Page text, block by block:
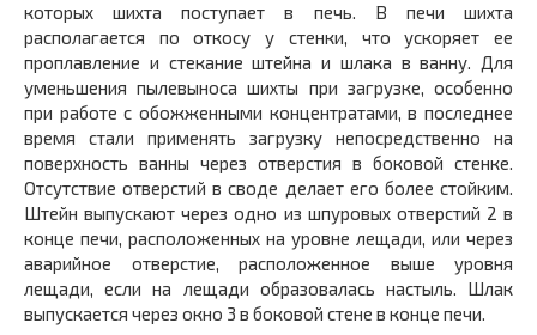
которых шихта поступает в печь. В пе­чи шихта
располагается по откосу у стенки, что ускоря­ет ее
проплавление и стекание штейна и шлака в ванну. Для
уменьшения пылевыноса шихты при загрузке, осо­бенно
при работе с обожженными концентратами, в по­следнее
время стали применять загрузку непосредствен­но на
поверхность ванны через отверстия в боковой стенке.
Отсутствие отверстий в своде делает его более стойким.
Штейн выпускают через одно из шпуровых от­верстий 2 в
конце печи, расположенных на уровне ле­щади, или через
аварийное отверстие, расположенное выше уровня
лещади, если на лещади образовалась на­стыль. Шлак
выпускается через окно 3 в боковой стене в конце печи.